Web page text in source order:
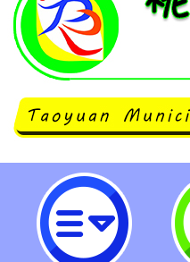
公益團體自律
學實施成果」